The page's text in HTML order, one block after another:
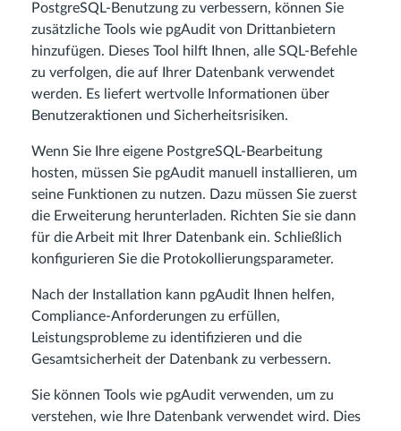
PostgreSQL-Benutzung zu verbessern, können Sie
zusätzliche Tools wie pgAudit von Drittanbietern
hinzufügen. Dieses Tool hilft Ihnen, alle SQL-Befehle
zu verfolgen, die auf Ihrer Datenbank verwendet
werden. Es liefert wertvolle Informationen über
Benutzeraktionen und Sicherheitsrisiken.
Wenn Sie Ihre eigene PostgreSQL-Bearbeitung
hosten, müssen Sie pgAudit manuell installieren, um
seine Funktionen zu nutzen. Dazu müssen Sie zuerst
die Erweiterung herunterladen. Richten Sie sie dann
für die Arbeit mit Ihrer Datenbank ein. Schließlich
konfigurieren Sie die Protokollierungsparameter.
Nach der Installation kann pgAudit Ihnen helfen,
Compliance-Anforderungen zu erfüllen,
Leistungsprobleme zu identifizieren und die
Gesamtsicherheit der Datenbank zu verbessern.
Sie können Tools wie pgAudit verwenden, um zu
verstehen, wie Ihre Datenbank verwendet wird. Dies